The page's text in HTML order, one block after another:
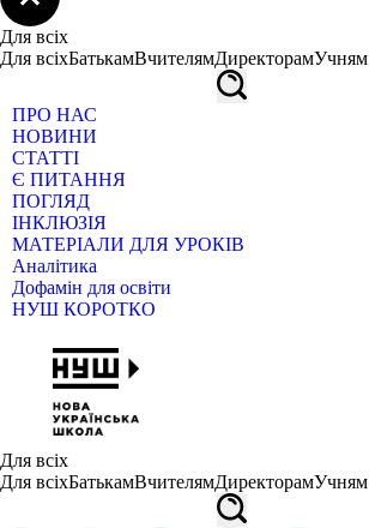
Для всіх
Для всіхБатькамВчителямДиректорамУчням
ПРО НАС
НОВИНИ
СТАТТІ
Є ПИТАННЯ
ПОГЛЯД
ІНКЛЮЗІЯ
МАТЕРІАЛИ ДЛЯ УРОКІВ
Аналітика
Дофамін для освіти
НУШ КОРОТКО
Для всіх
Для всіхБатькамВчителямДиректорамУчням